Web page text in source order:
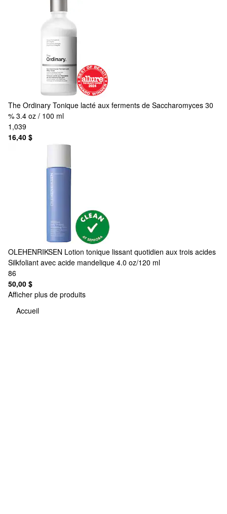
The Ordinary Tonique lacté aux ferments de Saccharomyces 30
% 3.4 oz / 100 ml
1,039
16,40 $
OLEHENRIKSEN Lotion tonique lissant quotidien aux trois acides
Silkfoliant avec acide mandelique 4.0 oz/120 ml
86
50,00 $
Afficher plus de produits
Accueil